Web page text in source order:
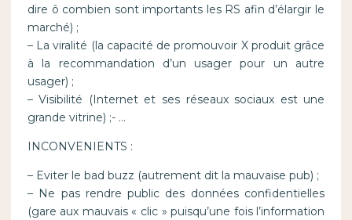
dire ô combien sont importants les RS afin d’élargir le
marché) ;
– La viralité (la capacité de promouvoir X produit grâce
à la recommandation d’un usager pour un autre
usager) ;
– Visibilité (Internet et ses réseaux sociaux est une
grande vitrine) ;- …
INCONVENIENTS :
– Eviter le bad buzz (autrement dit la mauvaise pub) ;
– Ne pas rendre public des données confidentielles
(gare aux mauvais « clic » puisqu’une fois l’information